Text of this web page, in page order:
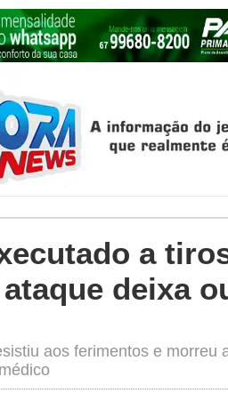
a
deixa
aos ferimentos e morreu